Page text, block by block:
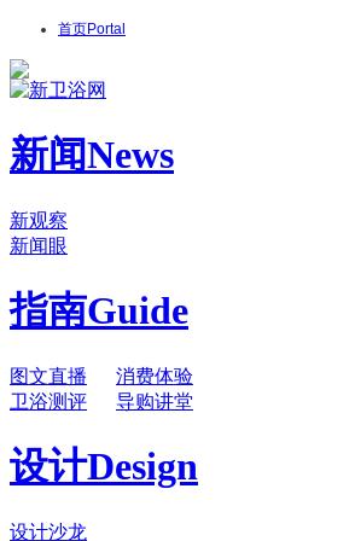
首页Portal
新闻News
新观察
新闻眼
指南Guide
图文直播
消费体验
卫浴测评
导购讲堂
设计Design
设计沙龙